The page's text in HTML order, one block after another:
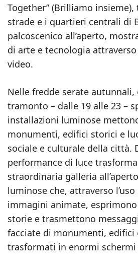
Together” (Brilliamo
strade e i quartieri centrali di
palcoscenico all’aperto,
di arte e tecnologia
video.
Nelle fredde serate
tramonto – dalle 19 alle 23 –
installazioni luminose
monumenti, edifici storici e
sociale e culturale della città.
performance di luce
straordinaria galleria
luminose che, attraverso
immagini animate,
storie e trasmettono
facciate di monumenti, edifici
trasformati in enormi schermi